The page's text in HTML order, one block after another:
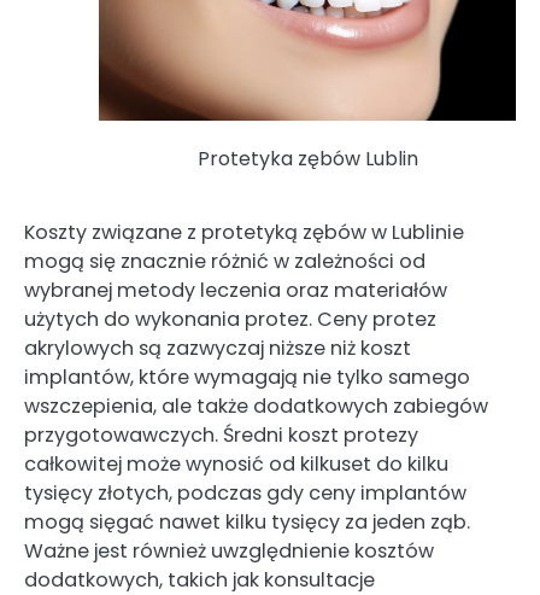
Protetyka zębów Lublin
Koszty związane z protetyką zębów w Lublinie
mogą się znacznie różnić w zależności od
wybranej metody leczenia oraz materiałów
użytych do wykonania protez. Ceny protez
akrylowych są zazwyczaj niższe niż koszt
implantów, które wymagają nie tylko samego
wszczepienia, ale także dodatkowych zabiegów
przygotowawczych. Średni koszt protezy
całkowitej może wynosić od kilkuset do kilku
tysięcy złotych, podczas gdy ceny implantów
mogą sięgać nawet kilku tysięcy za jeden ząb.
Ważne jest również uwzględnienie kosztów
dodatkowych, takich jak konsultacje